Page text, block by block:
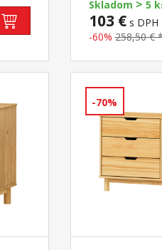
Skladom > 5
103 €s DPH
-60% 258,50 €
-70%